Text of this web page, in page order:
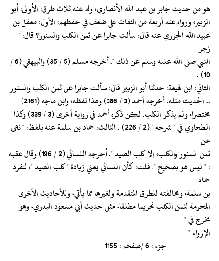
‏‏‏‏هو من حديث جابر بن عبد الله الأنصاري، وله عنه ثلاث طرق: الأولى: أبو
‏‏‏‏الزبير، ورواه عنه أربعة من الثقات على ضعف في حفظهم: الأول: معقل بن
‏‏‏‏عبيد الله الجزري عنه قال: سألت جابرا عن ثمن الكلب والسنور؟ قال: "
زجر
‏‏‏‏النبي صلى الله عليه وسلم عن ذلك ". أخرجه مسلم (5 / 35) والبيهقي (6 /
10) .
‏‏‏‏الثاني: ابن لهيعة: حدثنا أبو الزبير قال: سألت جابرا عن ثمن الكلب والسنور
‏‏‏‏.. الحديث مثله. أخرجه أحمد (3 / 386) وهذا لفظه، وابن ماجه (2161)
‏‏‏‏مختصرا، ولم يذكر الكلب. لكن ذكره أحمد في رواية أخرى (3 / 339) وكذا
‏‏‏‏الطحاوي في " شرحه " (2 / 226) . الثالث: حماد بن سلمة عنه بلفظ: " نهى
عن
‏‏‏‏ثمن السنور والكلب، إلا كلب الصيد ". أخرجه النسائي (2 / 196) وقال عقبه
‏‏‏‏: " ليس هو بصحيح ". قلت: كأن النسائي يعني زيادة " كلب الصيد "، لتفرد
حماد
‏‏‏‏بن سلمة، ومخالفته للطرق المتقدمة ولغيرها مما يأتي، وللأحاديث الأخرى
‏‏‏‏المحرمة لثمن الكلب تحريما مطلقا، مثل حديث أبي مسعود البدري، وهو
مخرج في "
‏‏‏‏الإرواء "
‏‏‏‏__________جزء : 6 /صفحہ : 1155__________